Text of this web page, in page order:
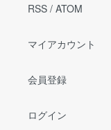
RSS / ATOM
マイアカウント
会員登録
ログイン